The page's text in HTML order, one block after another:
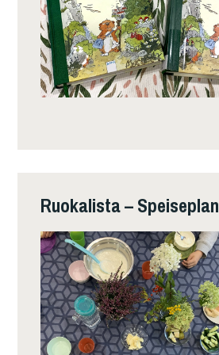
Ruokalista – Speiseplan